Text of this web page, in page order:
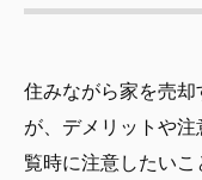
住みながら家を売
が、デメリットや
覧時に注意したい